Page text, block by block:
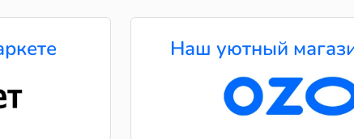
Наш уютный